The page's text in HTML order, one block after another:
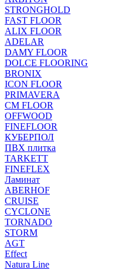
STRONGHOLD
FAST FLOOR
ALIX FLOOR
ADELAR
DAMY FLOOR
DOLCE FLOORING
BRONIX
ICON FLOOR
PRIMAVERA
CM FLOOR
OFFWOOD
FINEFLOOR
КУБЕРПОЛ
ПВХ плитка
TARKETT
FINEFLEX
Ламинат
ABERHOF
CRUISE
CYCLONE
TORNADO
STORM
AGT
Effect
Natura Line